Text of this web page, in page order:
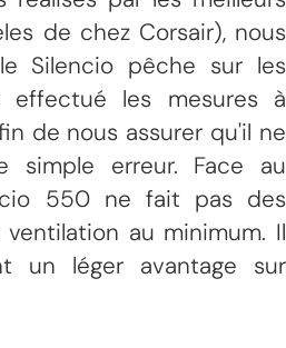
de chez Corsair), nous
Silencio pêche sur les
effectué les mesures à
de nous assurer qu'il ne
simple erreur. Face au
550 ne fait pas des
au minimum. Il
un léger avantage sur